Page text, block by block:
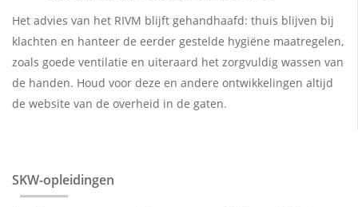
Het advies van het RIVM blijft gehandhaafd: thuis blijven bij
klachten en hanteer de eerder gestelde hygiëne maatregelen,
zoals goede ventilatie en uiteraard het zorgvuldig wassen van
de handen. Houd voor deze en andere ontwikkelingen altijd
de website van de overheid in de gaten.
SKW-opleidingen